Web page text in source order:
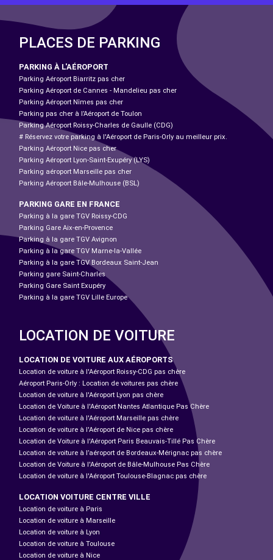
PLACES DE PARKING
PARKING À L'AÉROPORT
Parking Aéroport Biarritz pas cher
Parking Aéroport de Cannes - Mandelieu pas cher
Parking Aéroport Nîmes pas cher
Parking pas cher à l’Aéroport de Toulon
Parking Aéroport Roissy-Charles de Gaulle (CDG)
# Réservez votre parking à l'Aéroport de Paris-Orly au meilleur prix.
Parking Aéroport Nice pas cher
Parking Aéroport Lyon-Saint-Exupéry (LYS)
Parking aéroport Marseille pas cher
Parking Aéroport Bâle-Mulhouse (BSL)
PARKING GARE EN FRANCE
Parking à la gare TGV Roissy-CDG
Parking Gare Aix-en-Provence
Parking à la gare TGV Avignon
Parking à la gare TGV Marne-la-Vallée
Parking à la gare TGV Bordeaux Saint-Jean
Parking gare Saint-Charles
Parking Gare Saint Exupéry
Parking à la gare TGV Lille Europe
LOCATION DE VOITURE
LOCATION DE VOITURE AUX AÉROPORTS
Location de voiture à l'Aéroport Roissy-CDG pas chère
Aéroport Paris-Orly : Location de voitures pas chère
Location de voiture à l'Aéroport Lyon pas chère
Location de Voiture à l'Aéroport Nantes Atlantique Pas Chère
Location de voiture à l'Aéroport Marseille pas chère
Location de voiture à l'Aéroport de Nice pas chère
Location de Voiture à l'Aéroport Paris Beauvais-Tillé Pas Chère
Location de voiture à l’aéroport de Bordeaux-Mérignac pas chère
Location de Voiture à l'Aéroport de Bâle-Mulhouse Pas Chère
Location de voiture à l'Aéroport Toulouse-Blagnac pas chère
LOCATION VOITURE CENTRE VILLE
Location de voiture à Paris
Location de voiture à Marseille
Location de voiture à Lyon
Location de voiture à Toulouse
Location de voiture à Nice